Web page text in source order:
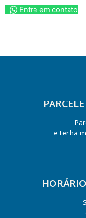
Entre em contato
e tenha